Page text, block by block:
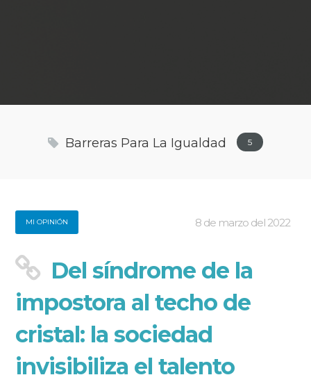
Barreras Para La Igualdad 5
MI OPINIÓN 8 de marzo del 2022
Del síndrome de la
impostora al techo de
cristal: la sociedad
invisibiliza el talento